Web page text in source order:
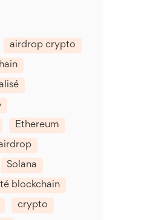
airdrop crypto
Ethereum
Solana
blockchain
crypto